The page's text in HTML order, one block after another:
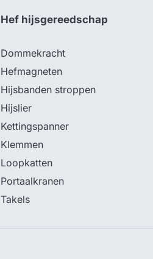
Hef hijsgereedschap
Dommekracht
Hefmagneten
Hijsbanden stroppen
Hijslier
Kettingspanner
Klemmen
Loopkatten
Portaalkranen
Takels